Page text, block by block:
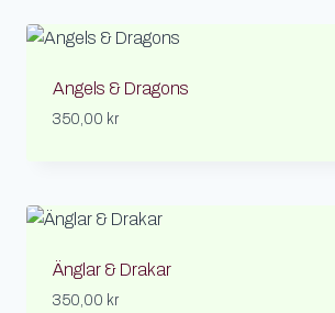
Angels & Dragons
350,00 kr
Änglar & Drakar
350,00 kr